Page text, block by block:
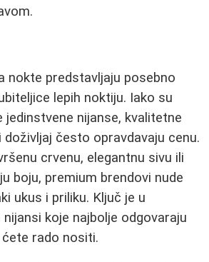
nokte predstavljaju posebno
lepih noktiju. Iako su
jedinstvene nijanse, kvalitetne
često opravdavaju cenu.
crvenu, elegantnu sivu ili
boju, premium brendovi nude
ukus i priliku. Ključ je u
koje najbolje odgovaraju
rado nositi.